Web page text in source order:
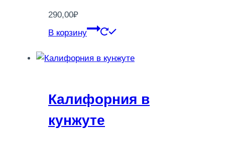
290,00₽
В корзину
Калифорния в
кунжуте